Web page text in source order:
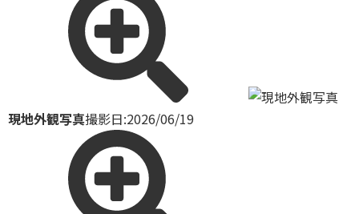
現地外観写真撮影日:2026/06/19